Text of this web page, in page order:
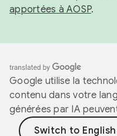
apportées à AOSP.
Google utilise la
contenu dans votre
générées par IA